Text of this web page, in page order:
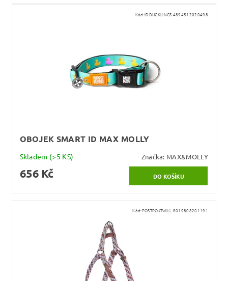
Kód:IDDUCKLINGS-4894512020498
OBOJEK SMART ID MAX MOLLY
Skladem (>5 KS) Značka: MAX&MOLLY
656 Kč
Kód:POSTROJTWILL-8019808201191